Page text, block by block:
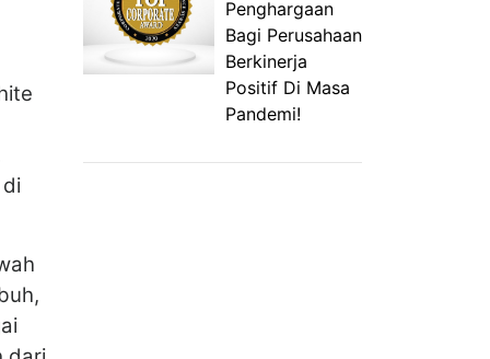
Penghargaan
Bagi Perusahaan
Berkinerja
Positif Di Masa
Pandemi!